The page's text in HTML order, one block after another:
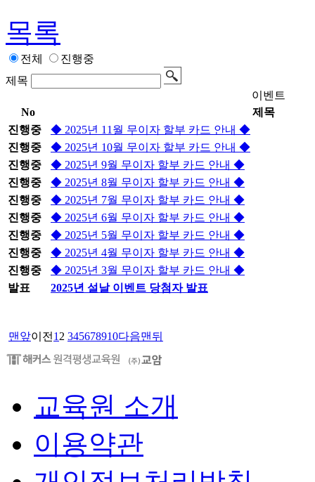
목록
전체
진행중
제목
이벤트
No
제목
진행중
◆ 2025년 11월 무이자 할부 카드 안내 ◆
진행중
◆ 2025년 10월 무이자 할부 카드 안내 ◆
진행중
◆ 2025년 9월 무이자 할부 카드 안내 ◆
진행중
◆ 2025년 8월 무이자 할부 카드 안내 ◆
진행중
◆ 2025년 7월 무이자 할부 카드 안내 ◆
진행중
◆ 2025년 6월 무이자 할부 카드 안내 ◆
진행중
◆ 2025년 5월 무이자 할부 카드 안내 ◆
진행중
◆ 2025년 4월 무이자 할부 카드 안내 ◆
진행중
◆ 2025년 3월 무이자 할부 카드 안내 ◆
발표
2025년 설날 이벤트 당첨자 발표
맨앞이전 1 2 345678910다음맨뒤
교육원 소개
이용약관